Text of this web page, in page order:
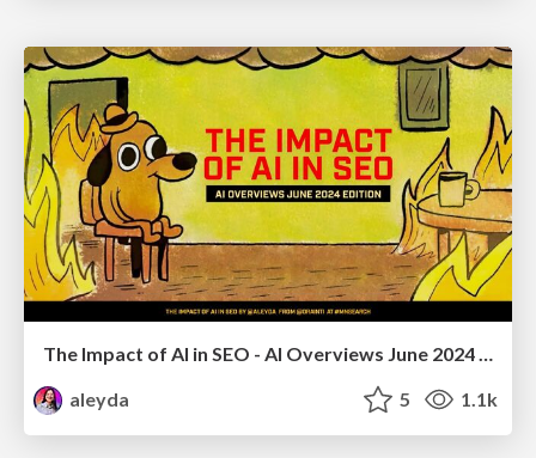
The Impact of AI in SEO - AI Overviews June 2024 Edition
aleyda
5 1.1k